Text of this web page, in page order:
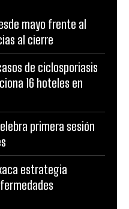
mayo frente al
al cierre
de ciclosporiasis
16 hoteles en
primera sesión
estrategia